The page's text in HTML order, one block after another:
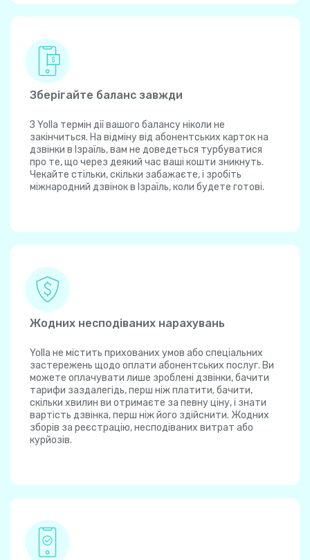
Зберігайте баланс завжди
З Yolla термін дії вашого балансу ніколи не
закінчиться. На відміну від абонентських карток на
дзвінки в Ізраїль, вам не доведеться турбуватися
про те, що через деякий час ваші кошти зникнуть.
Чекайте стільки, скільки забажаєте, і зробіть
міжнародний дзвінок в Ізраїль, коли будете готові.
Жодних несподіваних нарахувань
Yolla не містить прихованих умов або спеціальних
застережень щодо оплати абонентських послуг. Ви
можете оплачувати лише зроблені дзвінки, бачити
тарифи заздалегідь, перш ніж платити, бачити,
скільки хвилин ви отримаєте за певну ціну, і знати
вартість дзвінка, перш ніж його здійснити. Жодних
зборів за реєстрацію, несподіваних витрат або
курйозів.